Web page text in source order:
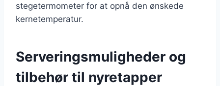
stegetermometer for at opnå den ønskede
kernetemperatur.
Serveringsmuligheder og
tilbehør til nyretapper